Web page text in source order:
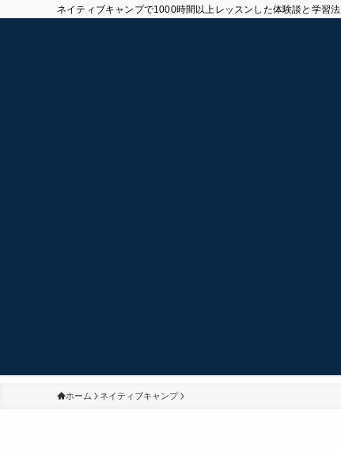
ネイティブキャンプで1000時間以上レッスンした体験談と学習法
ホーム ネイティブキャンプ